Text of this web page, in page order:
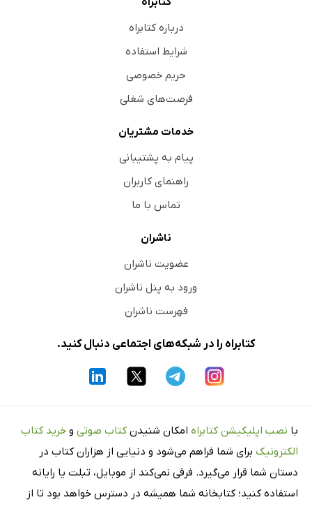
درباره کتابراه
شرایط استفاده
حریم خصوصی
فرصت‌های شغلی
خدمات مشتریان
پیام به پشتیبانی
راهنمای کاربران
تماس با ما
ناشران
عضویت ناشران
ورود به پنل ناشران
فهرست ناشران
کتابراه را در شبکه‌های اجتماعی دنبال کنید.
با نصب اپلیکیشن کتابراه امکان شنیدن کتاب صوتی و خرید کتاب
الکترونیک برای شما فراهم می‌شود و دنیایی از هزاران کتاب در
دستان شما قرار می‌گیرد. فرقی نمی‌کند از موبایل، تبلت یا رایانه
استفاده کنید؛ کتابخانه شما همیشه در دسترس خواهد بود تا از